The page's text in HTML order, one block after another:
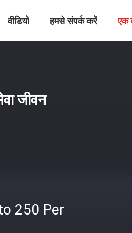
वीडियो हमसे संपर्क करें एक
जीवन
250 Per